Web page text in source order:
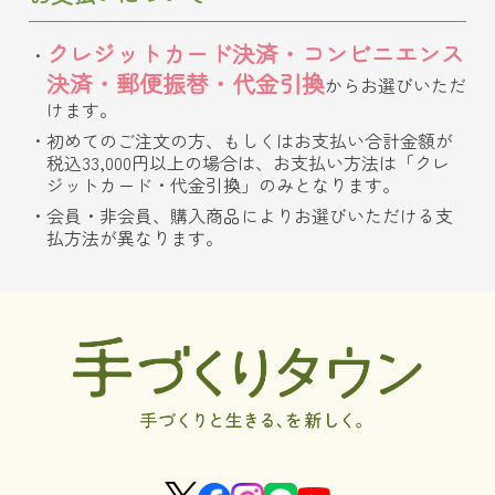
クレジットカード決済・コンビニエンス
決済・郵便振替・代金引換からお選びいただ
けます。
初めてのご注文の方、もしくはお支払い合計金額が
税込33,000円以上の場合は、お支払い方法は「クレ
ジットカード・代金引換」のみとなります。
会員・非会員、購入商品によりお選びいただける支
払方法が異なります。